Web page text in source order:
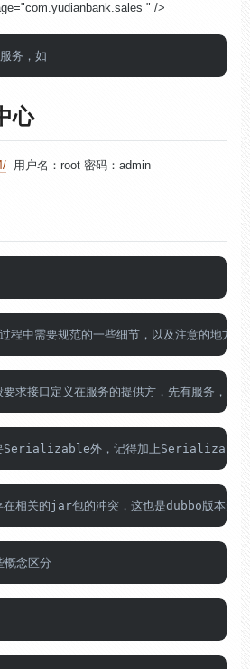
" />
务，如
心
用户名： root 密码： admin
程中需要规范的一些细节，以及注意的地方
求接口定义在服务的提供方，先有服务，后
Serializable外，记得加上
相关的jar包的冲突，这也是dubbo版本升
概念区分